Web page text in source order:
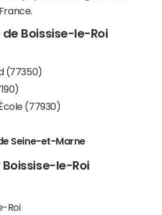
Boissise-le-Roi
(77350)
(77930)
Seine-et-Marne
Boissise-le-Roi
Roi